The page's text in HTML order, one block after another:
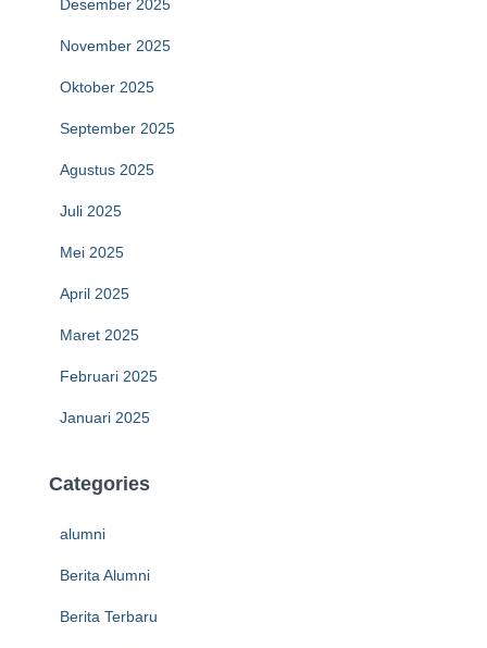
Desember 2025
November 2025
Oktober 2025
September 2025
Agustus 2025
Juli 2025
Mei 2025
April 2025
Maret 2025
Februari 2025
Januari 2025
Categories
alumni
Berita Alumni
Berita Terbaru